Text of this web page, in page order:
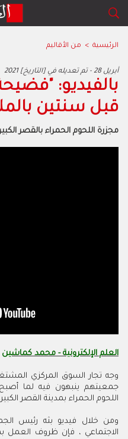
الرئيسية > من الأقاليم
2021 أبريل 28 - تم تعديله في [التاريخ]
بالفيديو:
قبل سنتين
مجزرة اللحوم الحمراء بالقصر
العلم الإلكترونية - محمد كماشين
وجه تجار السوق المركزي
جمعيتهم ينبهون فيه لما
اللحوم الحمراء بمدينة القصر الكبير.
ومن خلال فيديو بثه رئيس
الاجتماعي ، فإن ظروف العمل